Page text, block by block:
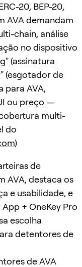
20, BEP-20,
AVA demandam
chain, análise
no dispositivo
(assinatura
(esgotador de
para AVA,
ou preço —
multi-
do
)
de
AVA, destaca os
e usabilidade, e
+ OneKey Pro
escolha
detentores de
de AVA